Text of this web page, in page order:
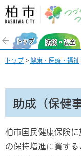
柏市 つづく
トップ 防災・安全
トップ > 健康・医療・福祉
助成（保健
柏市国民健康保険
の保持増進に資す